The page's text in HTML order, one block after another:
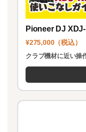
Pioneer DJ
¥275,000（税込）
クラブ機材に近い操